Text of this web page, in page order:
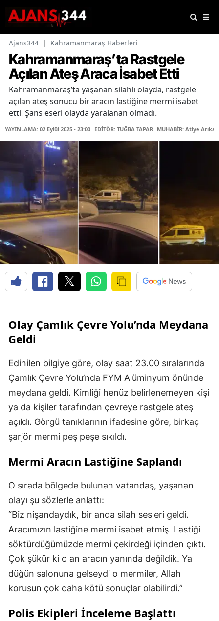
Ajans344 | Kahramanmaraş Haberleri
Kahramanmaraş’ta Rastgele
Açılan Ateş Araca İsabet Etti
Kahramanmaraş’ta yaşanan silahlı olayda, rastgele
açılan ateş sonucu bir aracın lastiğine mermi isabet
etti. Şans eseri olayda yaralanan olmadı.
YAYINLAMA: 02 Eylül 2025 - 23:00 EDİTÖR: TUĞBA TAPAR MUHABİR: Atiye Arıkan
Olay Çamlık Çevre Yolu’nda Meydana
Geldi
Edinilen bilgiye göre, olay saat 23.00 sıralarında
Çamlık Çevre Yolu’nda FYM Alüminyum önünde
meydana geldi. Kimliği henüz belirlenemeyen kişi
ya da kişiler tarafından çevreye rastgele ateş
açıldı. Görgü tanıklarının ifadesine göre, birkaç
şarjör mermi peş peşe sıkıldı.
Mermi Aracın Lastiğine Saplandı
O sırada bölgede bulunan vatandaş, yaşanan
olayı şu sözlerle anlattı:
“Biz nişandaydık, bir anda silah sesleri geldi.
Aracımızın lastiğine mermi isabet etmiş. Lastiği
söktürdüğümüzde mermi çekirdeği içinden çıktı.
Çok şükür ki o an aracın yanında değildik. Ya
düğün salonuna gelseydi o mermiler, Allah
korusun çok daha kötü sonuçlar olabilirdi.”
Polis Ekipleri İnceleme Başlattı